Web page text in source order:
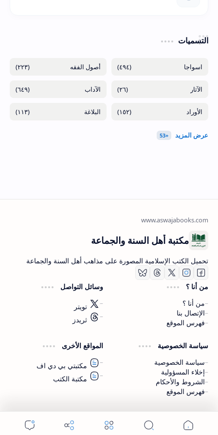
التسميات
(٤٩٤) (٢٢٣)
(٢٦) (٦٤٩)
(١٥٢) (١١٣)
اشترك الآن
اشترك في قناتنا على تليجرام
مكتبة أهل السنة والجماعة
تحميل الكتب الإسلامية المصورة على مذاهب أهل السنة والجماعة
من أنا ؟
من أنا ؟
الإتصال بنا
فهرس الموقع
وسائل التواصل
تويتر
ثريدز
سياسة الخصوصية
سياسة الخصوصية
إخلاء المسؤولية
الشروط والأحكام
فهرس الموقع
المواقع الأخرى
مكتبتي بي دي اف
مكتبة الكتب